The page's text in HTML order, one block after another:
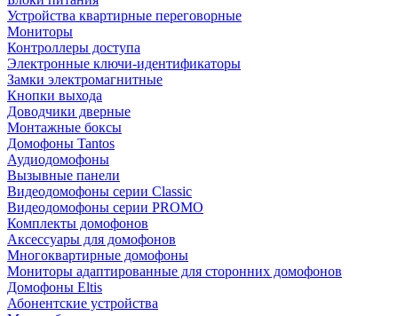
Устройства квартирные переговорные
Мониторы
Контроллеры доступа
Электронные ключи-идентификаторы
Замки электромагнитные
Кнопки выхода
Доводчики дверные
Монтажные боксы
Домофоны Tantos
Аудиодомофоны
Вызывные панели
Видеодомофоны серии Classic
Видеодомофоны серии PROMO
Комплекты домофонов
Аксессуары для домофонов
Многоквартирные домофоны
Мониторы адаптированные для сторонних домофонов
Домофоны Eltis
Абонентские устройства